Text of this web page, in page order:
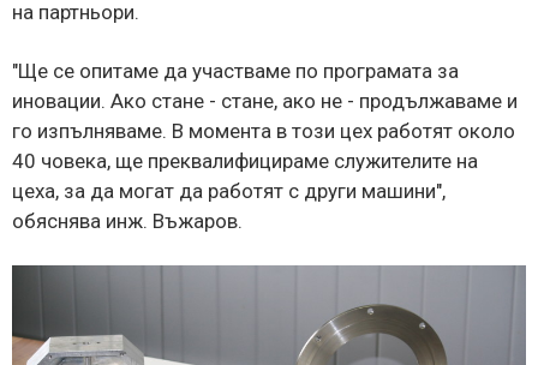
на партньори.
"Ще се опитаме да участваме по програмата за
иновации. Ако стане - стане, ако не - продължаваме и
го изпълняваме. В момента в този цех работят около
40 човека, ще преквалифицираме служителите на
цеха, за да могат да работят с други машини",
обяснява инж. Въжаров.